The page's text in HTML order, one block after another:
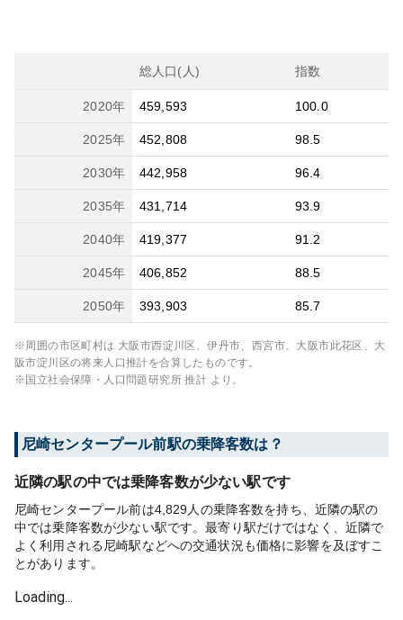
総人口(人) 指数
2020年 459,593 100.0
2025年 452,808 98.5
2030年 442,958 96.4
2035年 431,714 93.9
2040年 419,377 91.2
2045年 406,852 88.5
2050年 393,903 85.7
※周囲の市区町村は 大阪市西淀川区、伊丹市、西宮市、大阪市此花区、大
阪市淀川区の将来人口推計を合算したものです。
※国立社会保障・人口問題研究所 推計 より。
尼崎センタープール前駅の乗降客数は？
近隣の駅の中では乗降客数が少ない駅です
尼崎センタープール前は4,829人の乗降客数を持ち、近隣の駅の
中では乗降客数が少ない駅です。最寄り駅だけではなく、近隣で
よく利用される尼崎駅などへの交通状況も価格に影響を及ぼすこ
とがあります。
Loading...